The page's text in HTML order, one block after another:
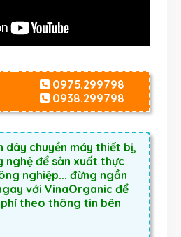
0975.299798
0938.299798
dây chuyền máy thiết bị,
nghệ để sản xuất thực
nghiệp... đừng ngần
với VinaOrganic để
theo thông tin bên